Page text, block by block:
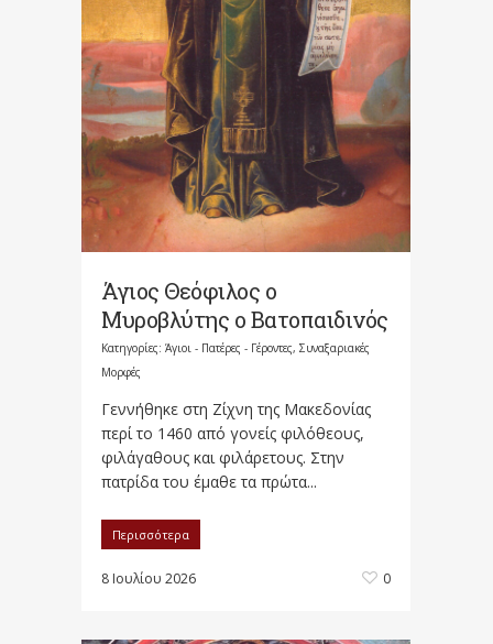
Άγιος Θεόφιλος ο
Μυροβλύτης ο Βατοπαιδινός
Κατηγορίες: Άγιοι - Πατέρες - Γέροντες, Συναξαριακές
Μορφές
Γεννήθηκε στη Ζίχνη της Μακεδονίας
περί το 1460 από γονείς φιλόθεους,
φιλάγαθους και φιλάρετους. Στην
πατρίδα του έμαθε τα πρώτα...
Περισσότερα
8 Ιουλίου 2026 0